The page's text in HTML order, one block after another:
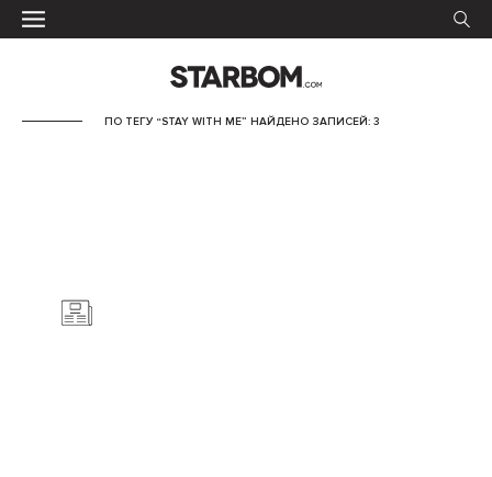
ПО ТЕГУ “STAY WITH ME” НАЙДЕНО ЗАПИСЕЙ: 3